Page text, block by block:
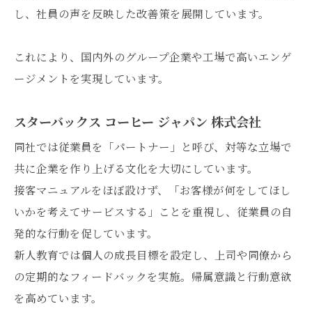
し、社員の声を反映した改善策を展開しています。
これにより、国内外のグループ企業や工場で高いエンゲ
ージメントを実現しています。
スターバックス コーヒー ジャパン 株式会社
同社では従業員を「パートナー」と呼び、対等な立場で
共に企業を作り上げる文化を大切にしています。
接客マニュアルをほぼ設けず、「お客様が何をしてほし
いかを考えてサービスする」ことを重視し、従業員の自
発的な行動を促しています。
新人教育では個人の成長目標を設定し、上司や同僚から
の定期的なフィードバックを実施。帰属意識と行動意欲
を高めています。